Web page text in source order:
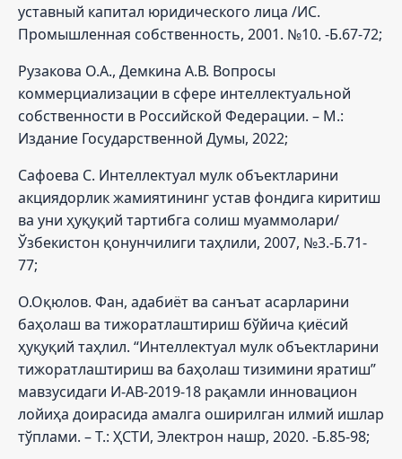
уставный капитал юридического лица /ИС.
Промышленная собственность, 2001. №10. -Б.67-72;
Рузакова О.А., Демкина А.В. Вопросы
коммерциализации в сфере интеллектуальной
собственности в Российской Федерации. – М.:
Издание Государственной Думы, 2022;
Сафоева С. Интеллектуал мулк объектларини
акциядорлик жамиятининг устав фондига киритиш
ва уни ҳуқуқий тартибга солиш муаммолари/
Ўзбекистон қонунчилиги таҳлили, 2007, №3.-Б.71-
77;
О.Оқюлов. Фан, адабиёт ва санъат асарларини
баҳолаш ва тижоратлаштириш бўйича қиёсий
ҳуқуқий таҳлил. “Интеллектуал мулк объектларини
тижоратлаштириш ва баҳолаш тизимини яратиш”
мавзусидаги И-АВ-2019-18 рақамли инновацион
лойиҳа доирасида амалга оширилган илмий ишлар
тўплами. – Т.: ҲСТИ, Электрон нашр, 2020. -Б.85-98;